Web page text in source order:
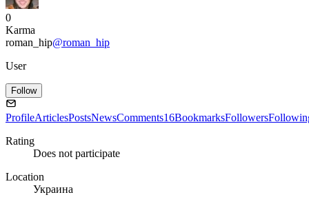
0
Karma
roman_hip@roman_hip
User
Follow
ProfileArticlesPostsNewsComments16BookmarksFollowers
Rating
Does not participate
Location
Украина